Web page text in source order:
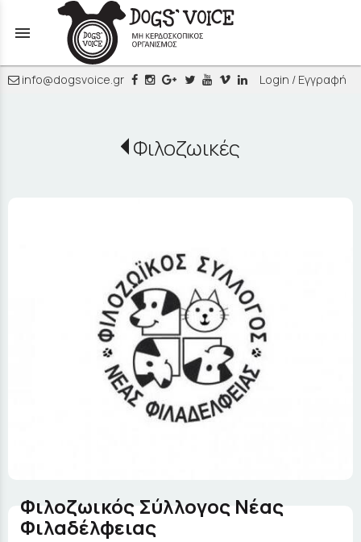
menu
info@dogsvoice.gr Login / Εγγραφή
Φιλοζωικές
Φιλοζωικός Σύλλογος Νέας
Φιλαδέλφειας